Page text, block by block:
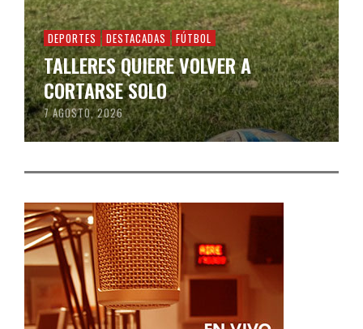
DEPORTES DESTACADAS FÚTBOL
TALLERES QUIERE VOLVER A
CORTARSE SOLO
7 AGOSTO, 2026